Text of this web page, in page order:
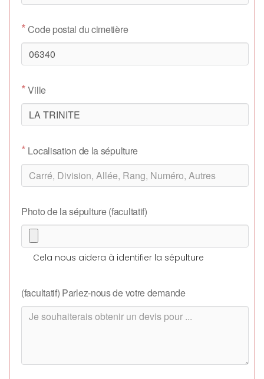
*Code postal du cimetière
*Ville
* Localisation de la sépulture
Photo de la sépulture (facultatif)
Cela nous aidera à identifier la sépulture
(facultatif) Parlez-nous de votre demande